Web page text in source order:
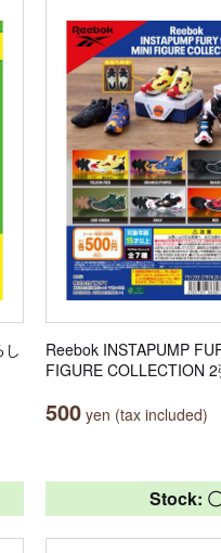
Reebok INSTAPUMP
FIGURE COLLECTION
500 yen (tax included)
Stock: